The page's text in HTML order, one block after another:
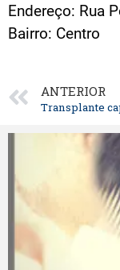
Endereço: Rua
Bairro: Centro
ANTERIOR